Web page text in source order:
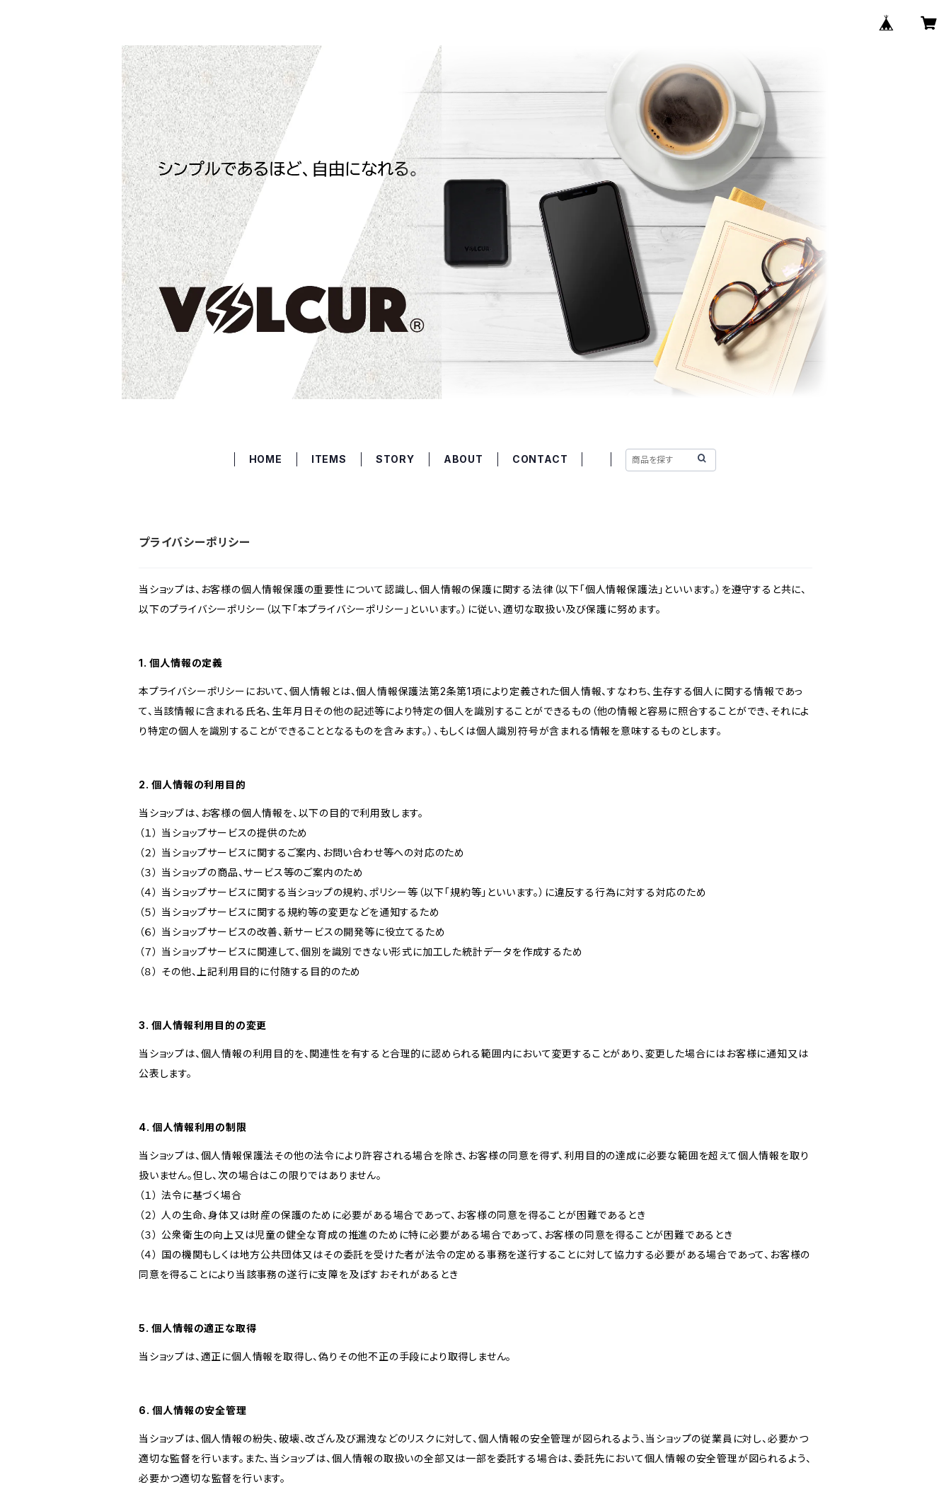
HOME ITEMS STORY ABOUT CONTACT
プライバシーポリシー
当ショップは、お客様の個人情報保護の重要性について認識し、個人情報の保護に関する法律（以下「個人情報保護法」といいます。）を遵守すると共に、
以下のプライバシーポリシー（以下「本プライバシーポリシー」といいます。）に従い、適切な取扱い及び保護に努めます。
1. 個人情報の定義
本プライバシーポリシーにおいて、個人情報とは、個人情報保護法第2条第1項により定義された個人情報、すなわち、生存する個人に関する情報であっ
て、当該情報に含まれる氏名、生年月日その他の記述等により特定の個人を識別することができるもの（他の情報と容易に照合することができ、それによ
り特定の個人を識別することができることとなるものを含みます。）、もしくは個人識別符号が含まれる情報を意味するものとします。
2. 個人情報の利用目的
当ショップは、お客様の個人情報を、以下の目的で利用致します。
（１） 当ショップサービスの提供のため
（２） 当ショップサービスに関するご案内、お問い合わせ等への対応のため
（３） 当ショップの商品、サービス等のご案内のため
（４） 当ショップサービスに関する当ショップの規約、ポリシー等（以下「規約等」といいます。）に違反する行為に対する対応のため
（５） 当ショップサービスに関する規約等の変更などを通知するため
（６） 当ショップサービスの改善、新サービスの開発等に役立てるため
（７） 当ショップサービスに関連して、個別を識別できない形式に加工した統計データを作成するため
（８） その他、上記利用目的に付随する目的のため
3. 個人情報利用目的の変更
当ショップは、個人情報の利用目的を、関連性を有すると合理的に認められる範囲内において変更することがあり、変更した場合にはお客様に通知又は
公表します。
4. 個人情報利用の制限
当ショップは、個人情報保護法その他の法令により許容される場合を除き、お客様の同意を得ず、利用目的の達成に必要な範囲を超えて個人情報を取り
扱いません。但し、次の場合はこの限りではありません。
（１） 法令に基づく場合
（２） 人の生命、身体又は財産の保護のために必要がある場合であって、お客様の同意を得ることが困難であるとき
（３） 公衆衛生の向上又は児童の健全な育成の推進のために特に必要がある場合であって、お客様の同意を得ることが困難であるとき
（４） 国の機関もしくは地方公共団体又はその委託を受けた者が法令の定める事務を遂行することに対して協力する必要がある場合であって、お客様の
同意を得ることにより当該事務の遂行に支障を及ぼすおそれがあるとき
5. 個人情報の適正な取得
当ショップは、適正に個人情報を取得し、偽りその他不正の手段により取得しません。
6. 個人情報の安全管理
当ショップは、個人情報の紛失、破壊、改ざん及び漏洩などのリスクに対して、個人情報の安全管理が図られるよう、当ショップの従業員に対し、必要かつ
適切な監督を行います。また、当ショップは、個人情報の取扱いの全部又は一部を委託する場合は、委託先において個人情報の安全管理が図られるよう、
必要かつ適切な監督を行います。